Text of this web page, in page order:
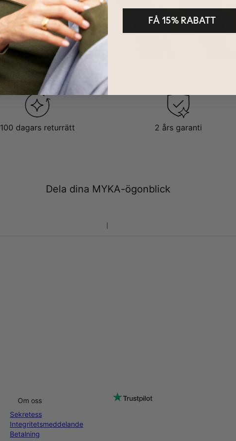
100 dagars returrätt 2 års garanti
Dela dina MYKA-ögonblick
Om oss
Sekretess
Integritetsmeddelande
Betalning
FÅ 15% RABATT